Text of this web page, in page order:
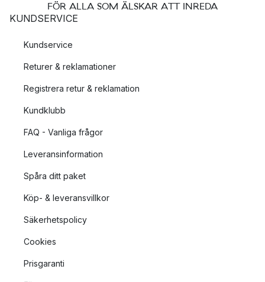
FÖR ALLA SOM ÄLSKAR ATT INREDA
KUNDSERVICE
Kundservice
Returer & reklamationer
Registrera retur & reklamation
Kundklubb
FAQ - Vanliga frågor
Leveransinformation
Spåra ditt paket
Köp- & leveransvillkor
Säkerhetspolicy
Cookies
Prisgaranti